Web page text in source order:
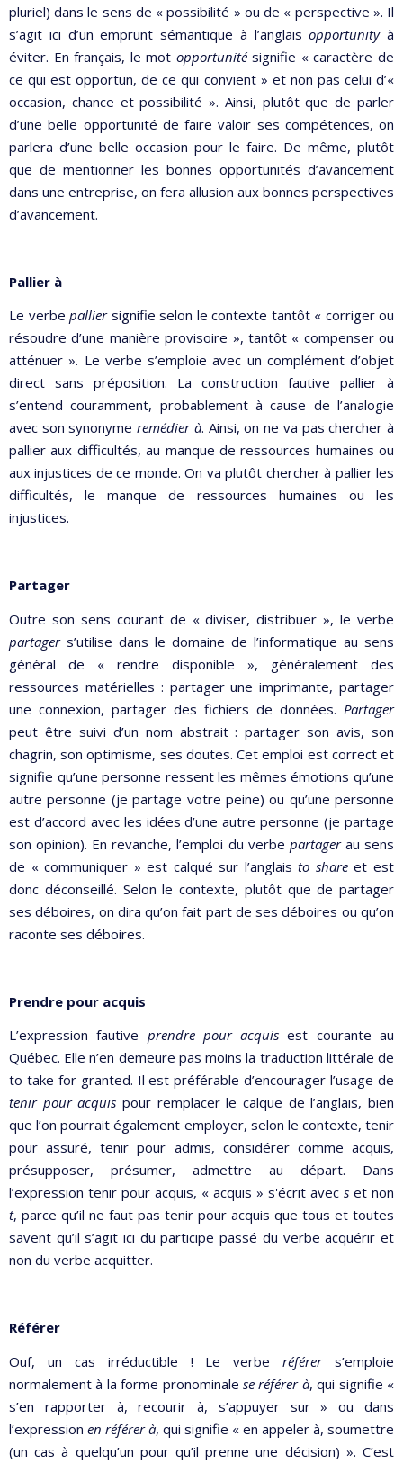
pluriel) dans le sens de « possibilité » ou de « perspective ». Il
s’agit ici d’un emprunt sémantique à l’anglaisopportunityà
éviter. En français, le mot opportunitésignifie « caractère de
ce qui est opportun, de ce qui convient » et non pas celui d’«
occasion, chance et possibilité ». Ainsi, plutôt que de parler
d’une belle opportunité de faire valoir ses compétences, on
parlera d’une belle occasion pour le faire. De même, plutôt
que de mentionner les bonnes opportunités d’avancement
dans une entreprise, on fera allusion aux bonnes perspectives
d’avancement.
Pallier à
Le verbe palliersignifie selon le contexte tantôt « corriger ou
résoudre d’une manière provisoire », tantôt « compenser ou
atténuer ». Le verbe s’emploie avec un complément d’objet
direct sans préposition. La construction fautive pallier à
s’entend couramment, probablement à cause de l’analogie
avec son synonymeremédier à. Ainsi, on ne va pas chercher à
pallier aux difficultés, au manque de ressources humaines ou
aux injustices de ce monde. On va plutôt chercher à pallier les
difficultés, le manque de ressources humaines ou les
injustices.
Partager
Outre son sens courant de « diviser, distribuer », le verbe
partagers’utilise dans le domaine de l’informatique au sens
général de « rendre disponible », généralement des
ressources matérielles : partager une imprimante, partager
une connexion, partager des fichiers de données. Partager
peut être suivi d’un nom abstrait : partager son avis, son
chagrin, son optimisme, ses doutes. Cet emploi est correct et
signifie qu’une personne ressent les mêmes émotions qu’une
autre personne (je partage votre peine) ou qu’une personne
est d’accord avec les idées d’une autre personne (je partage
son opinion). En revanche, l’emploi du verbe partagerau sens
de « communiquer » est calqué sur l’anglais to shareet est
donc déconseillé. Selon le contexte, plutôt que de partager
ses déboires, on dira qu’on fait part de ses déboires ou qu’on
raconte ses déboires.
Prendre pour acquis
L’expression fautive prendre pour acquisest courante au
Québec. Elle n’en demeure pas moins la traduction littérale de
to take for granted. Il est préférable d’encourager l’usage de
tenir pour acquis pour remplacer le calque de l’anglais, bien
que l’on pourrait également employer, selon le contexte, tenir
pour assuré, tenir pour admis, considérer comme acquis,
présupposer, présumer, admettre au départ. Dans
l’expression tenir pour acquis, « acquis » s'écrit avec s et non
t, parce qu’il ne faut pas tenir pour acquis que tous et toutes
savent qu’il s’agit ici du participe passé du verbe acquérir et
non du verbe acquitter.
Référer
Ouf, un cas irréductible ! Le verberéférers’emploie
normalement à la forme pronominale se référer à, qui signifie «
s’en rapporter à, recourir à, s’appuyer sur » ou dans
l’expression en référer à, qui signifie « en appeler à, soumettre
(un cas à quelqu’un pour qu’il prenne une décision) ». C’est